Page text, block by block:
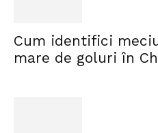
Cum identifici
mare de goluri în